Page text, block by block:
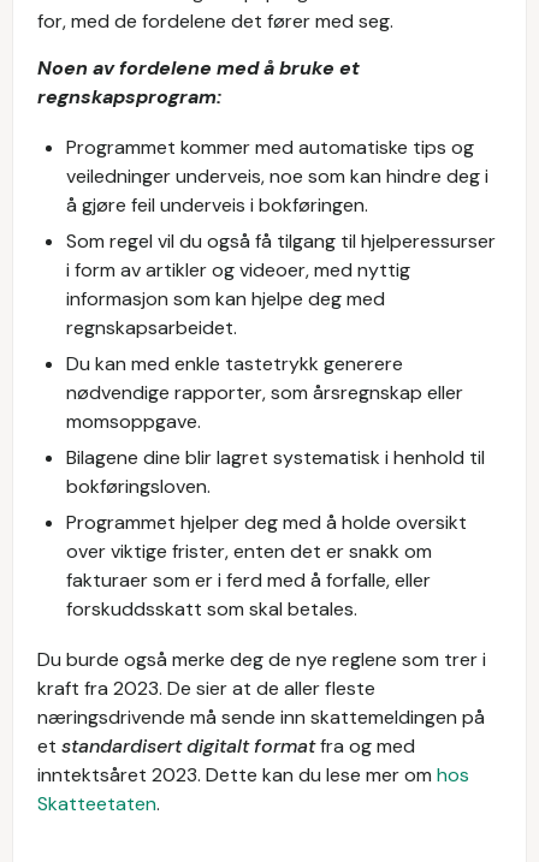
for, med de fordelene det fører med seg.
Noen av fordelene med å bruke et
regnskapsprogram:
Programmet kommer med automatiske tips og
veiledninger underveis, noe som kan hindre deg i
å gjøre feil underveis i bokføringen.
Som regel vil du også få tilgang til hjelperessurser
i form av artikler og videoer, med nyttig
informasjon som kan hjelpe deg med
regnskapsarbeidet.
Du kan med enkle tastetrykk generere
nødvendige rapporter, som årsregnskap eller
momsoppgave.
Bilagene dine blir lagret systematisk i henhold til
bokføringsloven.
Programmet hjelper deg med å holde oversikt
over viktige frister, enten det er snakk om
fakturaer som er i ferd med å forfalle, eller
forskuddsskatt som skal betales.
Du burde også merke deg de nye reglene som trer i
kraft fra 2023. De sier at de aller fleste
næringsdrivende må sende inn skattemeldingen på
et standardisert digitalt formatfra og med
inntektsåret 2023. Dette kan du lese mer om hos
Skatteetaten.